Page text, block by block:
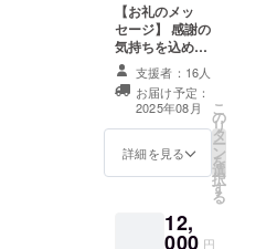
ンド
ロール
注意事
項：支
援時、
必ず備
ロール
に掲載
お名前
【お礼のメッ
セージ】 感謝の
気持ちを込め
て、お礼のメッ
セージをお送り
します。 【記載
例】 このリター
ンは3000円、
5000円のリター
支援者：16人
お届け予定：
2025年08月
詳細を見る
こ
の
リ
タ
ー
ン
を
選
択
す
る
12,
000 円